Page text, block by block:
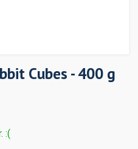
Cubes - 400 g
:(